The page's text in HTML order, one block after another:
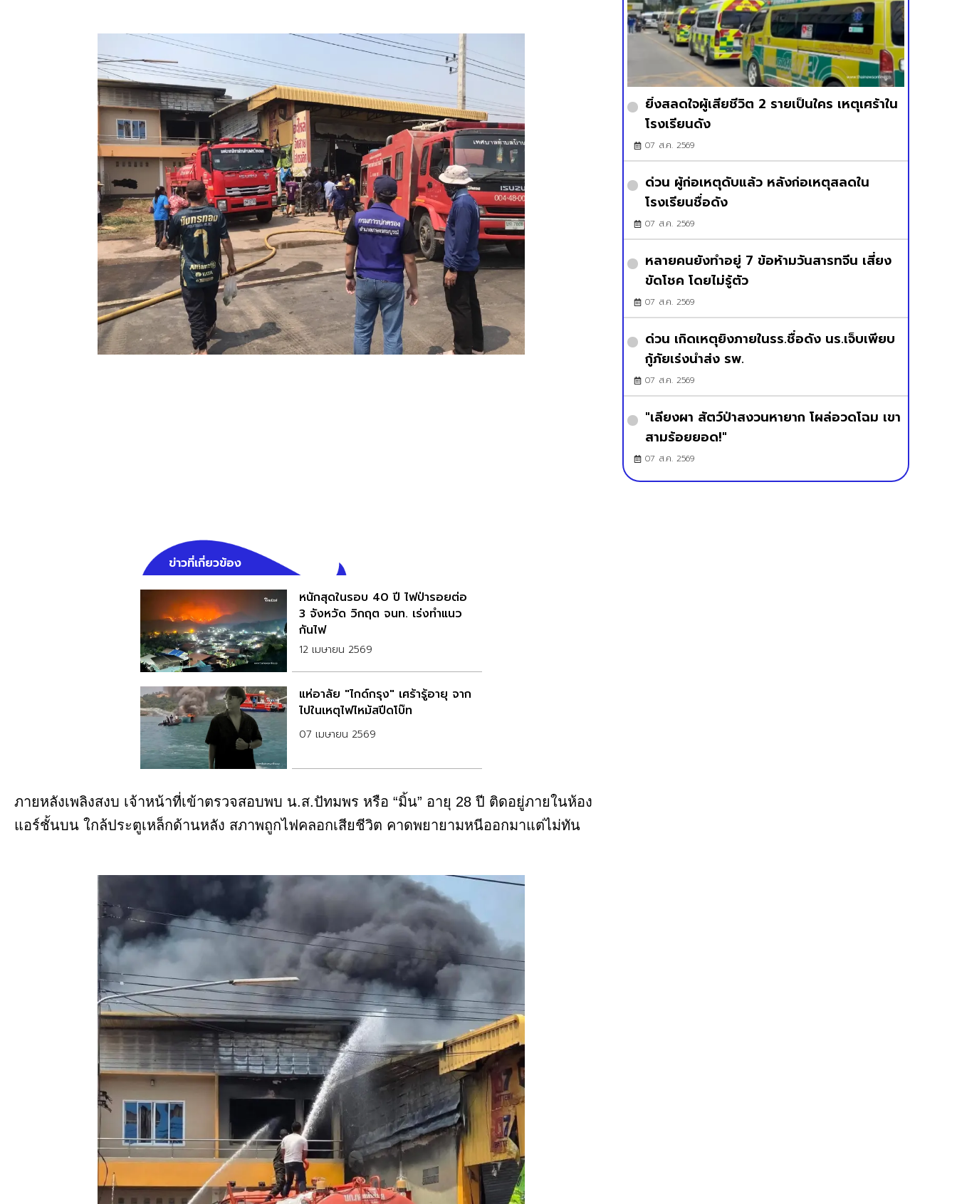
ข่าวที่เกี่ยวข้อง
หนักสุดในรอบ 40 ปี ไฟป่ารอยต่อ
3 จังหวัด วิกฤต จนท. เร่งทำแนว
กันไฟ
12 เมษายน 2569
แห่อาลัย "ไกด์กรุง" เศร้ารู้อายุ จาก
ไปในเหตุไฟไหม้สปีดโบ๊ท
07 เมษายน 2569
ภายหลังเพลิงสงบ เจ้าหน้าที่เข้าตรวจสอบพบ น.ส.ปัทมพร หรือ “มิ้น” อายุ 28 ปี ติดอยู่ภายในห้อง
แอร์ชั้นบน ใกล้ประตูเหล็กด้านหลัง สภาพถูกไฟคลอกเสียชีวิต คาดพยายามหนีออกมาแต่ไม่ทัน
ยิ่งสลดใจผู้เสียชีวิต 2 รายเป็นใคร เหตุเศร้าใน
โรงเรียนดัง
07 ส.ค. 2569
ด่วน ผู้ก่อเหตุดับแล้ว หลังก่อเหตุสลดใน
โรงเรียนชื่อดัง
07 ส.ค. 2569
หลายคนยังทำอยู่ 7 ข้อห้ามวันสารทจีน เสี่ยง
ขัดโชค โดยไม่รู้ตัว
07 ส.ค. 2569
ด่วน เกิดเหตุยิงภายในรร.ชื่อดัง นร.เจ็บเพียบ
กู้ภัยเร่งนำส่ง รพ.
07 ส.ค. 2569
"เลียงผา สัตว์ป่าสงวนหายาก โผล่อวดโฉม เขา
สามร้อยยอด!"
07 ส.ค. 2569